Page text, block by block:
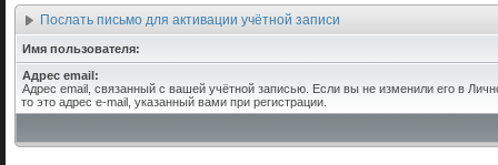
Послать письмо для активации учётной записи
Имя пользователя:
Адрес email:
Адрес email, связанный с вашей учётной записью. Если вы не изменили его в
то это адрес e-mail, указанный вами при регистрации.